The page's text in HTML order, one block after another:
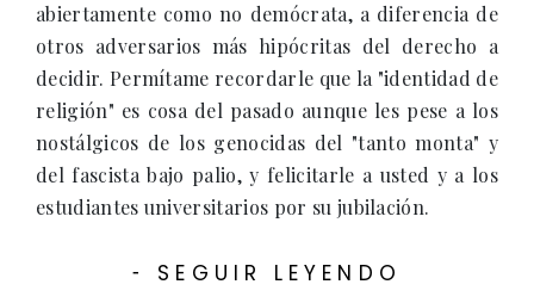
abiertamente como no demócrata, a diferencia de
otros adversarios más hipócritas del derecho a
decidir. Permítame recordarle que la "identidad de
religión" es cosa del pasado aunque les pese a los
nostálgicos de los genocidas del "tanto monta" y
del fascista bajo palio, y felicitarle a usted y a los
estudiantes universitarios por su jubilación.
- SEGUIR LEYENDO